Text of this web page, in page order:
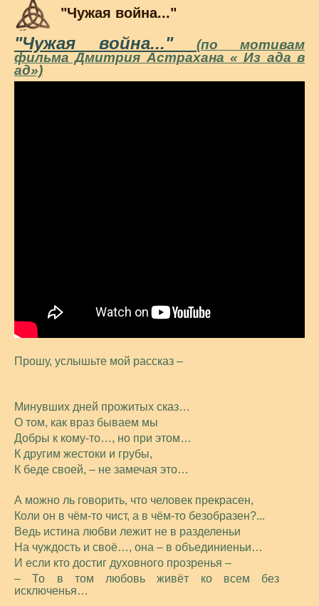
"Чужая война..."
"Чужая война..."
(по мотивам
фильма Дмитрия Астрахана « Из ада в
ад»)
Прошу, услышьте мой рассказ –
Минувших дней прожитых сказ…
О том, как враз бываем мы
Добры к кому-то…, но при этом…
К другим жестоки и грубы,
К беде своей, – не замечая это…
А можно ль говорить, что человек прекрасен,
Коли он в чём-то чист, а в чём-то безобразен?...
Ведь истина любви лежит не в разделеньи
На чуждость и своё…, она – в объединиеньи…
И если кто достиг духовного прозренья –
– То в том любовь живёт ко всем без
исключенья…